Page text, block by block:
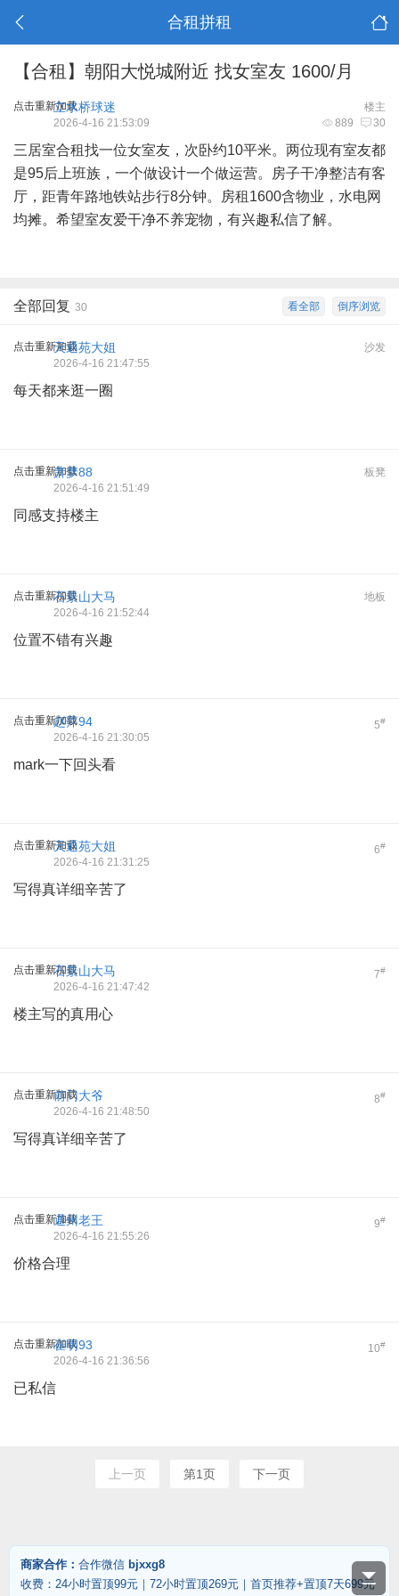
合租拼租
【合租】朝阳大悦城附近 找女室友 1600/月
点击重新加载 楼主
立水桥球迷
889 30
2026-4-16 21:53:09
三居室合租找一位女室友，次卧约10平米。两位现有室友都
是95后上班族，一个做设计一个做运营。房子干净整洁有客
厅，距青年路地铁站步行8分钟。房租1600含物业，水电网
均摊。希望室友爱干净不养宠物，有兴趣私信了解。
倒序浏览
看全部
全部回复 30
点击重新加载 沙发
天通苑大姐
2026-4-16 21:47:55
每天都来逛一圈
点击重新加载 板凳
萧梦88
2026-4-16 21:51:49
同感支持楼主
点击重新加载 地板
石景山大马
2026-4-16 21:52:44
位置不错有兴趣
点击重新加载 5#
赵萍94
2026-4-16 21:30:05
mark一下回头看
点击重新加载 6#
天通苑大姐
2026-4-16 21:31:25
写得真详细辛苦了
点击重新加载 7#
石景山大马
2026-4-16 21:47:42
楼主写的真用心
点击重新加载 8#
前门大爷
2026-4-16 21:48:50
写得真详细辛苦了
点击重新加载 9#
通州老王
2026-4-16 21:55:26
价格合理
点击重新加载 10#
崔明93
2026-4-16 21:36:56
已私信
上一页 第1页 下一页
商家合作： 合作微信 bjxxg8
收费：24小时置顶99元｜72小时置顶269元｜首页推荐+置顶7天699元